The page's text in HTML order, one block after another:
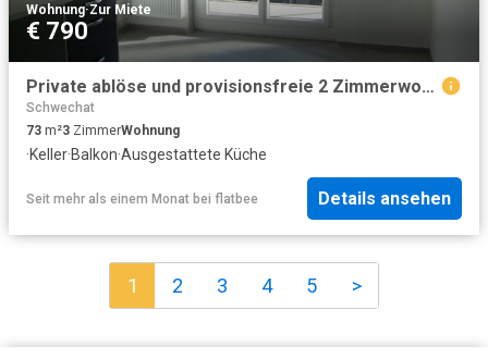
Wohnung·Zur Miete
€ 790
Private ablöse und provisionsfreie 2 Zimmerwohnung zu vermieten
Schwechat
73 m²3 ZimmerWohnung
·Keller·Balkon·Ausgestattete Küche
Seit mehr als einem Monat bei flatbee Details ansehen
1 2 3 4 5 >